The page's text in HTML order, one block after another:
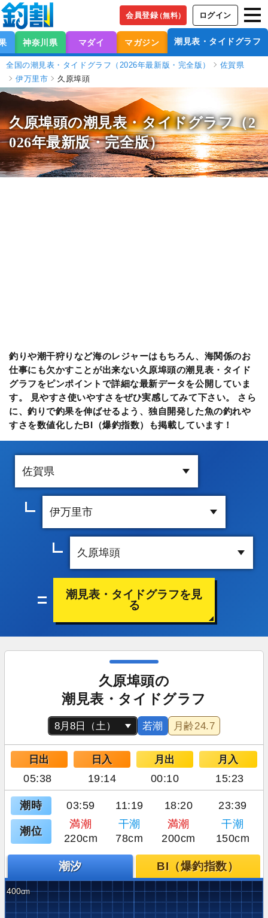
会員登録（無料） ログイン
神奈川県 マダイ マガジン 潮見表・タイドグラフ
全国の潮見表・タイドグラフ（2026年最新版・完全版）
佐賀県
伊万里市
久原埠頭
久原埠頭の潮見表・タイドグラフ（2
026年最新版・完全版）
釣りや潮干狩りなど海のレジャーはもちろん、海関係のお
仕事にも欠かすことが出来ない久原埠頭の潮見表・タイド
グラフをピンポイントで詳細な最新データを公開していま
す。 見やすさ使いやすさをぜひ実感してみて下さい。 さら
に、釣りで釣果を伸ばせるよう、独自開発した魚の釣れや
すさを数値化したBI（爆釣指数）も掲載しています！
潮見表・タイドグラフを見
る
久原埠頭の
潮見表・タイドグラフ
若潮 月齢24.7
日出 日入 月出 月入
05:38 19:14 00:10 15:23
潮時 03:59 11:19 18:20 23:39
潮位
満潮 干潮 満潮
干潮
220cm
78cm 200cm 150cm
潮汐 BI（爆釣指数）
400